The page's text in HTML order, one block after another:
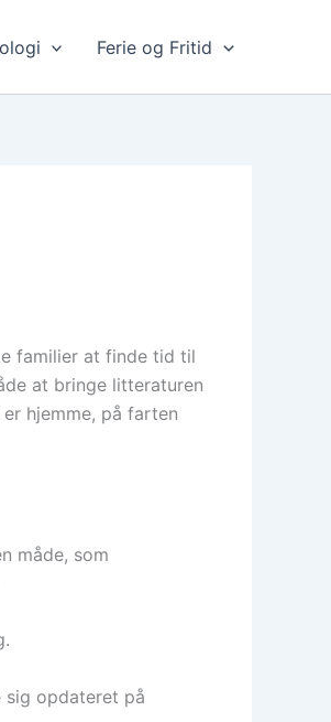
Ferie og Fritid
familier at finde tid til
at bringe litteraturen
hjemme, på farten
måde, som
sig opdateret på